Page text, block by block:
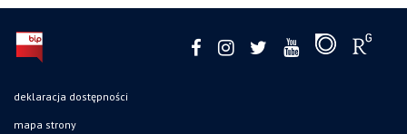
deklaracja dostępności
mapa strony